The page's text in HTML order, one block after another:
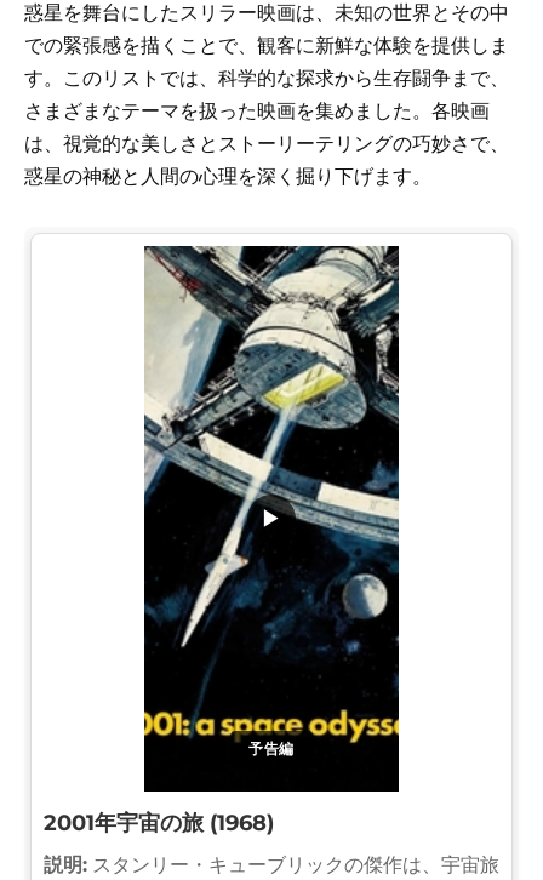
惑星を舞台にしたスリラー映画は、未知の世界とその中
での緊張感を描くことで、観客に新鮮な体験を提供しま
す。このリストでは、科学的な探求から生存闘争まで、
さまざまなテーマを扱った映画を集めました。各映画
は、視覚的な美しさとストーリーテリングの巧妙さで、
惑星の神秘と人間の心理を深く掘り下げます。
予告編
▶
2001年宇宙の旅 (1968)
説明: スタンリー・キューブリックの傑作は、宇宙旅